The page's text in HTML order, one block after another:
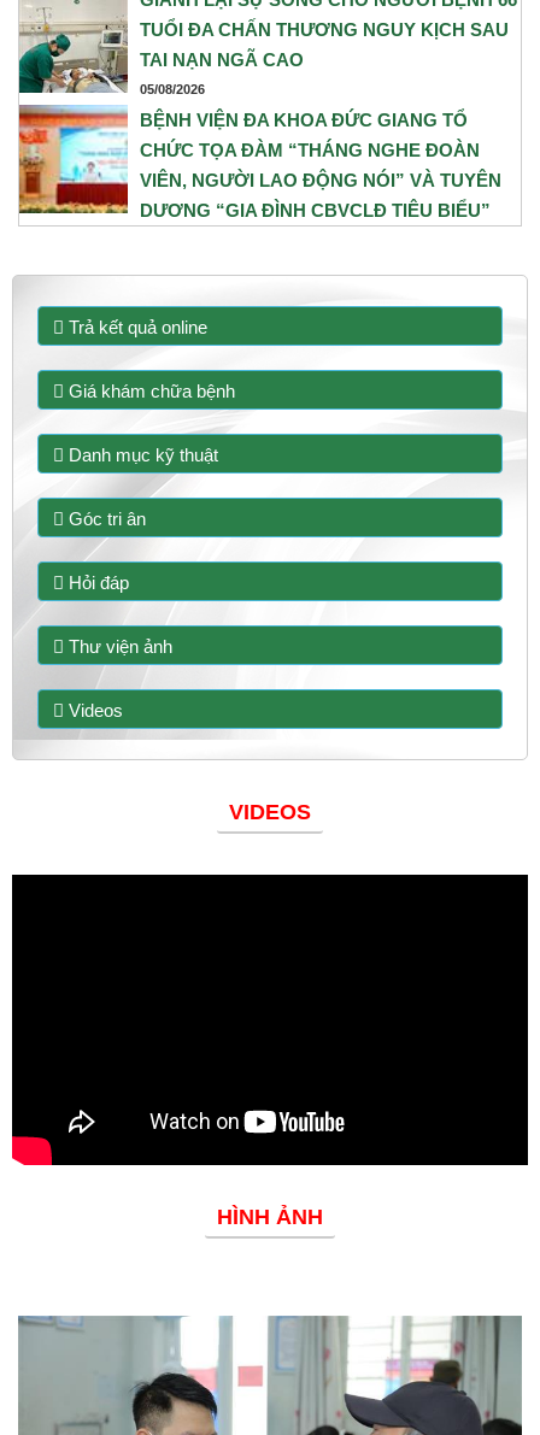
TUỔI ĐA CHẤN THƯƠNG NGUY KỊCH SAU
TAI NẠN NGÃ CAO
05/08/2026
BỆNH VIỆN ĐA KHOA ĐỨC GIANG TỔ
CHỨC TỌA ĐÀM “THÁNG NGHE ĐOÀN
VIÊN, NGƯỜI LAO ĐỘNG NÓI” VÀ TUYÊN
DƯƠNG “GIA ĐÌNH CBVCLĐ TIÊU BIỂU”
Trả kết quả online
Giá khám chữa bệnh
Danh mục kỹ thuật
Góc tri ân
Hỏi đáp
Thư viện ảnh
Videos
VIDEOS
HÌNH ẢNH
Phòng chống dịch bệnh